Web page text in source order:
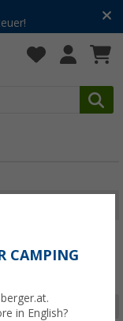
auf Kleidung und
Aktionscode
20SSV
Seite 1 von 2
CAMPING
in English?